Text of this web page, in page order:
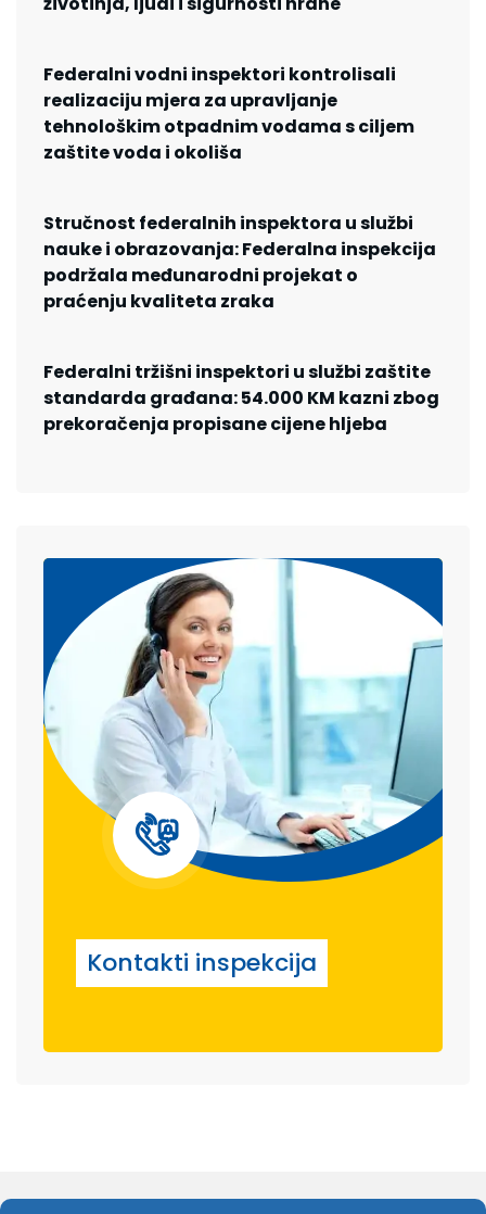
Federalni vodni inspektori kontrolisali
realizaciju mjera za upravljanje
tehnološkim otpadnim vodama s ciljem
zaštite voda i okoliša
Stručnost federalnih inspektora u službi
nauke i obrazovanja: Federalna inspekcija
podržala međunarodni projekat o
praćenju kvaliteta zraka
Federalni tržišni inspektori u službi zaštite
standarda građana: 54.000 KM kazni zbog
prekoračenja propisane cijene hljeba
Kontakti inspekcija